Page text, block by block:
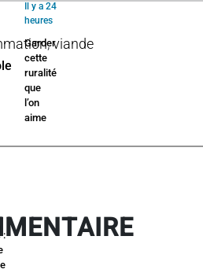
,viande
Il y a 24
heures
Garder
cette
ruralité
que
l’on
aime
: